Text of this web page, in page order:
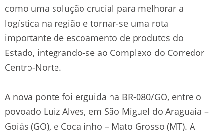
como uma solução crucial para melhorar a
logística na região e tornar-se uma rota
importante de escoamento de produtos do
Estado, integrando-se ao Complexo do Corredor
Centro-Norte.
A nova ponte foi erguida na BR-080/GO, entre o
povoado Luiz Alves, em São Miguel do Araguaia –
Goiás (GO), e Cocalinho – Mato Grosso (MT). A